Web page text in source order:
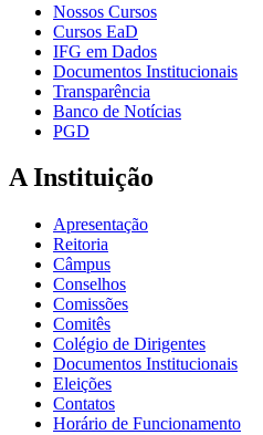
Nossos Cursos
Cursos EaD
IFG em Dados
Documentos Institucionais
Transparência
Banco de Notícias
PGD
A Instituição
Apresentação
Reitoria
Câmpus
Conselhos
Comissões
Comitês
Colégio de Dirigentes
Documentos Institucionais
Eleições
Contatos
Horário de Funcionamento